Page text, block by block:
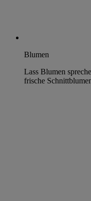
Blumen
Lass Blumen
frische